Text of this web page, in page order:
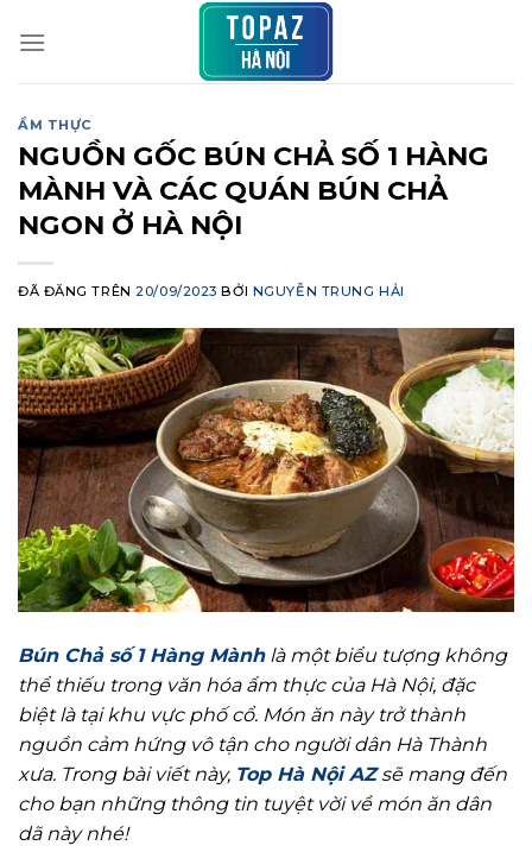
đến
ẨM THỰC
NGUỒN GỐC BÚN CHẢ SỐ 1 HÀNG
MÀNH VÀ CÁC QUÁN BÚN CHẢ
NGON Ở HÀ NỘI
ĐÃ ĐĂNG TRÊN20/09/2023 BỞI NGUYỄN TRUNG HẢI
Bún Chả số 1 Hàng Mànhlà một biểu tượng không
thể thiếu trong văn hóa ẩm thực của Hà Nội, đặc
biệt là tại khu vực phố cổ. Món ăn này trở thành
nguồn cảm hứng vô tận cho người dân Hà Thành
xưa. Trong bài viết này, Top Hà Nội AZsẽ mang đến
cho bạn những thông tin tuyệt vời về món ăn dân
dã này nhé!